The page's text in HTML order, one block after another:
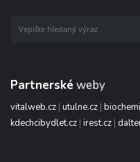
Partnerské weby
vitalweb.cz | utulne.cz |
kdechcibydlet.cz | irest.cz |